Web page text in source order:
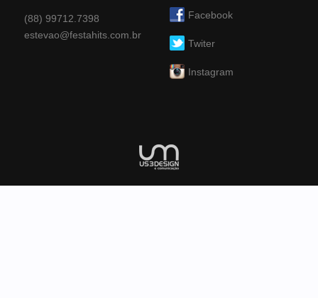
(88) 99712.7398
estevao@festahits.com.br
Facebook
Twiter
Instagram